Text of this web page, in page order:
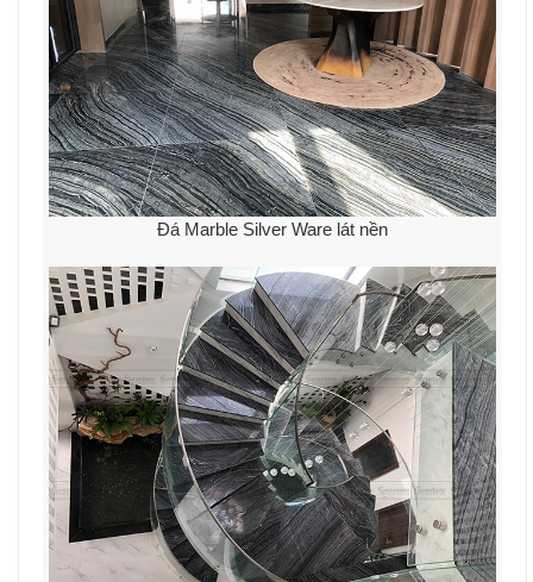
Đá Marble Silver Ware lát nền